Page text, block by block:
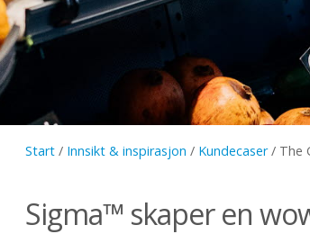
Start/ Innsikt & inspirasjon / Kundecaser/ The
Sigma™ skaper en